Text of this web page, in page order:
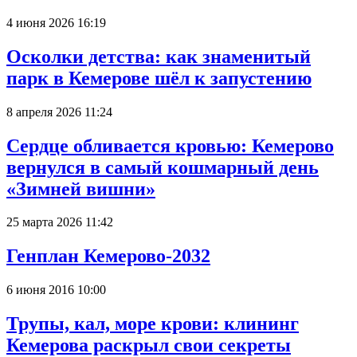
4 июня 2026 16:19
Осколки детства: как знаменитый
парк в Кемерове шёл к запустению
8 апреля 2026 11:24
Сердце обливается кровью: Кемерово
вернулся в самый кошмарный день
«Зимней вишни»
25 марта 2026 11:42
Генплан Кемерово-2032
6 июня 2016 10:00
Трупы, кал, море крови: клининг
Кемерова раскрыл свои секреты